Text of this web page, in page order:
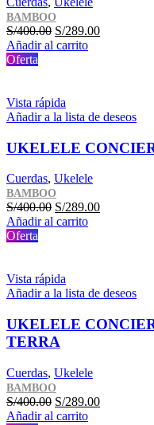
BAMBOO
S/400.00 El
precio
S/289.00El
Añadir al carrito
Oferta
Vista rápida
Añadir a la lista de deseos
UKELELE
Cuerdas, Ukelele
BAMBOO
S/400.00 El
precio
S/289.00El
Añadir al carrito
Oferta
Vista rápida
Añadir a la lista de deseos
UKELELE
TERRA
Cuerdas, Ukelele
BAMBOO
S/400.00 El
precio
S/289.00El
Añadir al carrito